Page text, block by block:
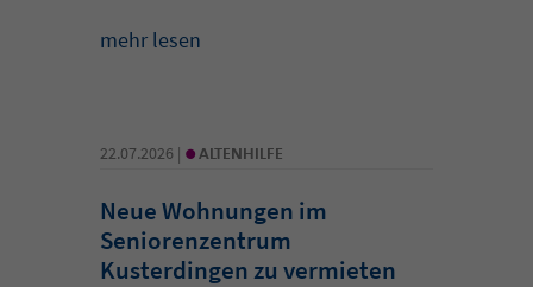
mehr lesen
22.07.2026 | • ALTENHILFE
Neue Wohnungen im
Seniorenzentrum
Kusterdingen zu vermieten